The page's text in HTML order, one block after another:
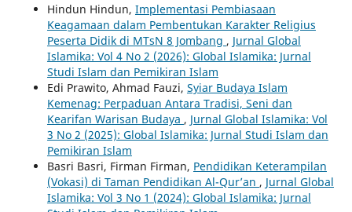
Hindun Hindun, Implementasi Pembiasaan
Keagamaan dalam Pembentukan Karakter Religius
Peserta Didik di MTsN 8 Jombang , Jurnal Global
Islamika: Vol 4 No 2 (2026): Global Islamika: Jurnal
Studi Islam dan Pemikiran Islam
Edi Prawito, Ahmad Fauzi, Syiar Budaya Islam
Kemenag: Perpaduan Antara Tradisi, Seni dan
Kearifan Warisan Budaya , Jurnal Global Islamika: Vol
3 No 2 (2025): Global Islamika: Jurnal Studi Islam dan
Pemikiran Islam
Basri Basri, Firman Firman, Pendidikan Keterampilan
(Vokasi) di Taman Pendidikan Al-Qur’an , Jurnal Global
Islamika: Vol 3 No 1 (2024): Global Islamika: Jurnal